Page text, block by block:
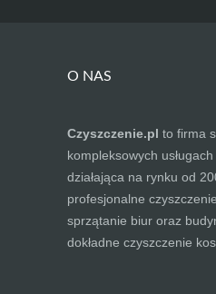
O NAS
Czyszczenie.pl to firma
kompleksowych usługach
działająca na rynku od
profesjonalne
sprzątanie biur oraz
dokładne czyszczenie